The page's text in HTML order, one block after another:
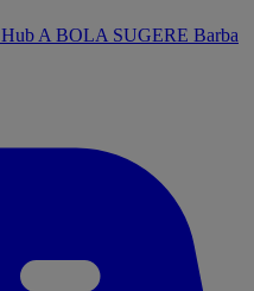
A BOLA SUGERE Barba